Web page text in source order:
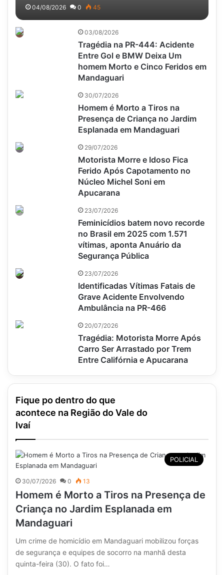
04/08/2026 0 45
03/08/2026
Tragédia na PR-444: Acidente
Entre Gol e BMW Deixa Um
homem Morto e Cinco Feridos em
Mandaguari
30/07/2026
Homem é Morto a Tiros na
Presença de Criança no Jardim
Esplanada em Mandaguari
29/07/2026
Motorista Morre e Idoso Fica
Ferido Após Capotamento no
Núcleo Michel Soni em
Apucarana
23/07/2026
Feminicídios batem novo recorde
no Brasil em 2025 com 1.571
vítimas, aponta Anuário da
Segurança Pública
23/07/2026
Identificadas Vítimas Fatais de
Grave Acidente Envolvendo
Ambulância na PR-466
20/07/2026
Tragédia: Motorista Morre Após
Carro Ser Arrastado por Trem
Entre Califórnia e Apucarana
Fique po dentro do que
acontece na Região do Vale do
Ivaí
POLICIAL
30/07/2026 0 13
Homem é Morto a Tiros na Presença de
Criança no Jardim Esplanada em
Mandaguari
Um crime de homicídio em Mandaguari mobilizou forças
de segurança e equipes de socorro na manhã desta
quinta-feira (30). O fato foi…